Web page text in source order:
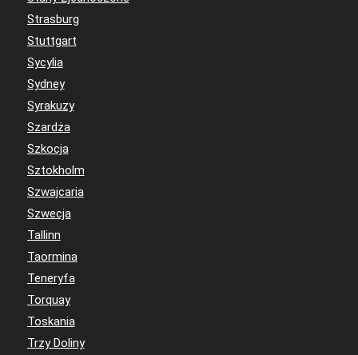
Strasburg
Stuttgart
Sycylia
Sydney
Syrakuzy
Szardża
Szkocja
Sztokholm
Szwajcaria
Szwecja
Tallinn
Taormina
Teneryfa
Torquay
Toskania
Trzy Doliny